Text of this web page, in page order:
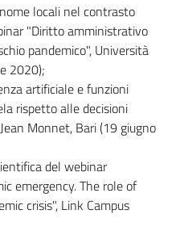
locali nel contrasto
"Diritto amministrativo
pandemico", Università
2020);
artificiale e funzioni
rispetto alle decisioni
Monnet, Bari (19 giugno
del webinar
emergency. The role of
crisis", Link Campus